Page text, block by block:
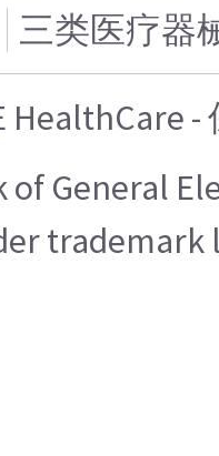
三类医疗器
HealthCare
of General
trademark